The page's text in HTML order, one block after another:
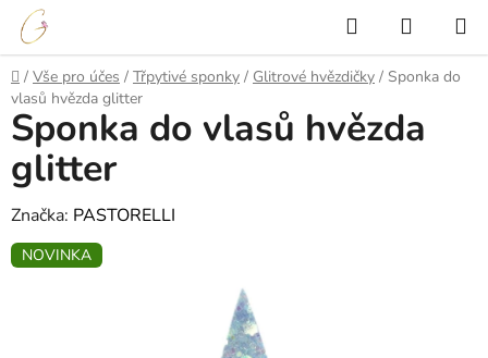
Přejít
obsah
Hledat
KOŠÍK
Domů
/ Vše pro účes / Třpytivé sponky / Glitrové hvězdičky / Sponka do
vlasů hvězda glitter
Sponka do vlasů hvězda
glitter
Značka: PASTORELLI
NOVINKA